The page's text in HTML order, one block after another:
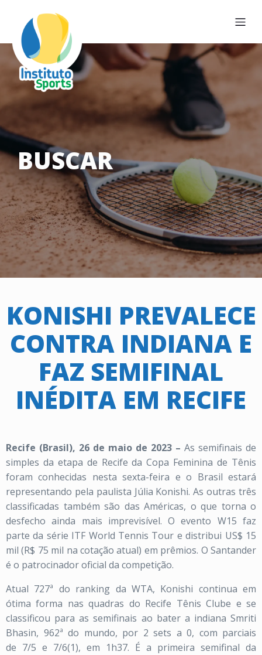
BUSCAR
KONISHI PREVALECE
CONTRA INDIANA E
FAZ SEMIFINAL
INÉDITA EM RECIFE
Recife (Brasil), 26 de maio de 2023 – As semifinais de
simples da etapa de Recife da Copa Feminina de Tênis
foram conhecidas nesta sexta-feira e o Brasil estará
representando pela paulista Júlia Konishi. As outras três
classificadas também são das Américas, o que torna o
desfecho ainda mais imprevisível. O evento W15 faz
parte da série ITF World Tennis Tour e distribui US$ 15
mil (R$ 75 mil na cotação atual) em prêmios. O Santander
é o patrocinador oficial da competição.
Atual 727ª do ranking da WTA, Konishi continua em
ótima forma nas quadras do Recife Tênis Clube e se
classificou para as semifinais ao bater a indiana Smriti
Bhasin, 962ª do mundo, por 2 sets a 0, com parciais
de 7/5 e 7/6(1), em 1h37. É a primeira semifinal da